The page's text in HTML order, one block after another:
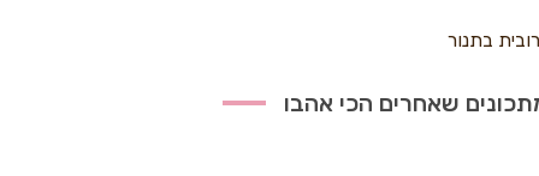
בתנור
שאחרים הכי אהבו